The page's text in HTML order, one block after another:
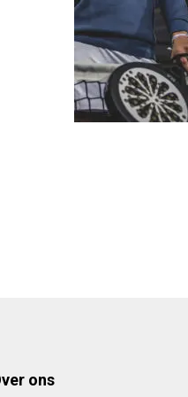
ons